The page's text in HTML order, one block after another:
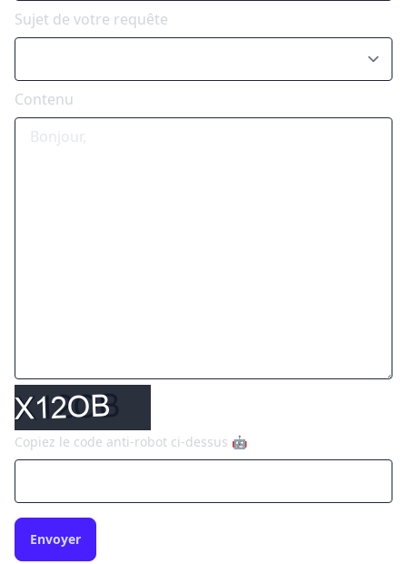
Sujet de votre requête
Contenu
Copiez le code anti-robot ci-dessus 🤖
Envoyer